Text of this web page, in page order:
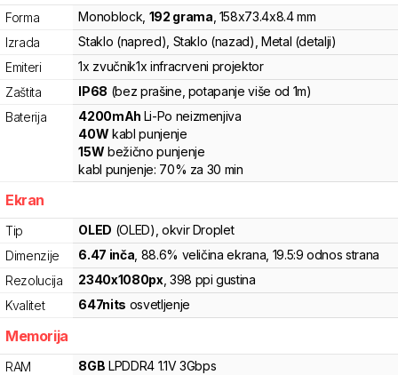
Forma Monoblock 192 grama 158x73.4x8.4mm
Izrada
Staklo (napred), Staklo (nazad), Metal (detalji)
Emiteri
1x zvučnik1x infracrveni projektor
Zaštita
IP68 (bez prašine, potapanje više od 1m)
Baterija
4200mAh Li-Po neizmenjiva
40W kabl punjenje
15W bežično punjenje
kabl punjenje: 70% za 30 min
Ekran
Tip OLED (OLED) , okvir Droplet
Dimenzije
6.47 inča , 88.6% veličina ekrana , 19.5:9 odnos strana
Rezolucija
2340x1080px, 398 ppi gustina
Kvalitet
647nits osvetljenje
Memorija
RAM 8GB LPDDR4 1.1V 3Gbps